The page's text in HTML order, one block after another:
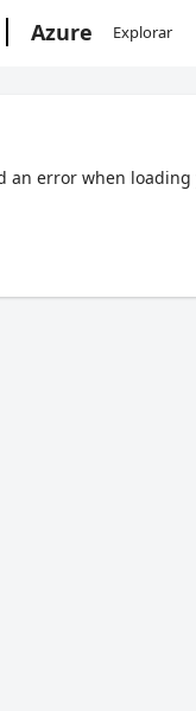
Azure Explorar
an error when